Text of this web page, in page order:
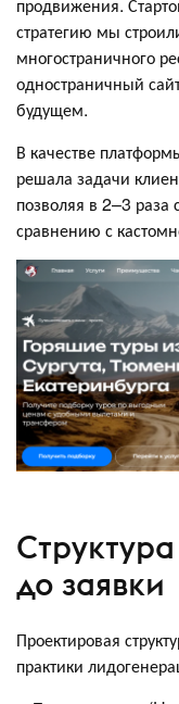
стратегию мы
многостраничного
одностраничный
будущем.
В качестве
решала задачи
позволяя в 2–3 раза
сравнению с
до заявки
Проектировая
практики